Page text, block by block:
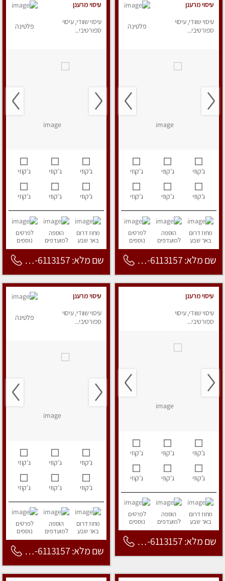
עיסוי מרענן
עיסוי שוודי, עיסוי
ספורטיבי...
פלטינה
ג’קוזי ג’קוזי ג’קוזי
ג’קוזי ג’קוזי ג’קוזי
מחוז דרום
באר שבע
הוספה
למועדפים
לפרטים
נוספים
שם מלא: 053-6113157
עיסוי מרענן
עיסוי שוודי, עיסוי
ספורטיבי...
פלטינה
ג’קוזי ג’קוזי ג’קוזי
ג’קוזי ג’קוזי ג’קוזי
מחוז דרום
באר שבע
הוספה
למועדפים
לפרטים
נוספים
שם מלא: 053-6113157
עיסוי מרענן
עיסוי שוודי, עיסוי
ספורטיבי...
ג’קוזי ג’קוזי ג’קוזי
ג’קוזי ג’קוזי ג’קוזי
מחוז דרום
באר שבע
הוספה
למועדפים
לפרטים
נוספים
שם מלא: 053-6113157
עיסוי מרענן
עיסוי שוודי, עיסוי
ספורטיבי...
פלטינה
ג’קוזי ג’קוזי ג’קוזי
ג’קוזי ג’קוזי ג’קוזי
מחוז דרום
באר שבע
הוספה
למועדפים
לפרטים
נוספים
שם מלא: 053-6113157